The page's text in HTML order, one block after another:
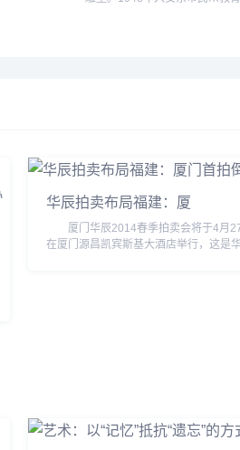
华辰拍卖布局福建：厦
厦门华辰2014春季拍卖会将于4月
在厦门源昌凯宾斯基大酒店举行，这是